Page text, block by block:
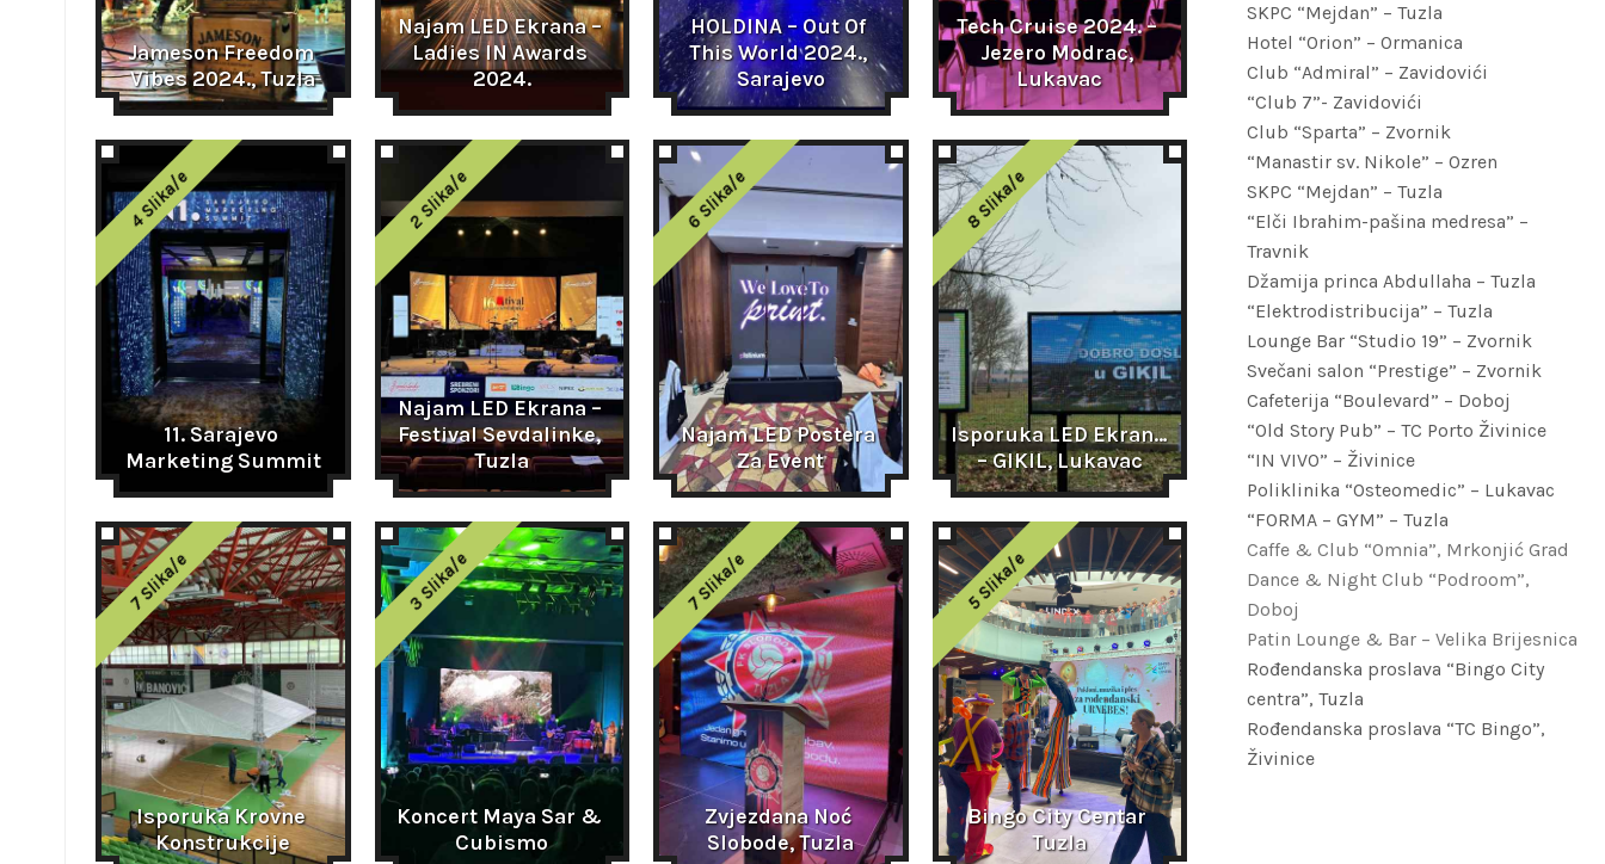
Jameson Freedom
Vibes 2024., Tuzla
Najam LED Ekrana –
Ladies IN Awards
2024.
HOLDINA – Out Of
This World 2024.,
Sarajevo
Tech Cruise 2024. –
Jezero Modrac,
Lukavac
4 Slika/e
11. Sarajevo
Marketing Summit
2 Slika/e
Najam LED Ekrana –
Festival Sevdalinke,
Tuzla
6 Slika/e
Najam LED Postera
Za Event
8 Slika/e
Isporuka LED Ekrana
– GIKIL, Lukavac
7 Slika/e
Isporuka Krovne
Konstrukcije
3 Slika/e
Koncert Maya Sar &
Cubismo
7 Slika/e
Zvjezdana Noć
Slobode, Tuzla
5 Slika/e
Bingo City Centar
Tuzla
SKPC “Mejdan” – Tuzla
Hotel “Orion” – Ormanica
Club “Admiral” – Zavidovići
“Club 7”- Zavidovići
Club “Sparta” – Zvornik
“Manastir sv. Nikole” – Ozren
SKPC “Mejdan” – Tuzla
“Elči Ibrahim-pašina medresa” –
Travnik
Džamija princa Abdullaha – Tuzla
“Elektrodistribucija” – Tuzla
Lounge Bar “Studio 19” – Zvornik
Svečani salon “Prestige” – Zvornik
Cafeterija “Boulevard” – Doboj
“Old Story Pub” – TC Porto Živinice
“IN VIVO” – Živinice
Poliklinika “Osteomedic” – Lukavac
“FORMA – GYM” – Tuzla
Caffe & Club “Omnia”, Mrkonjić Grad
Dance & Night Club “Podroom”,
Doboj
Patin Lounge & Bar – Velika Brijesnica
Rođendanska proslava “Bingo City
centra”, Tuzla
Rođendanska proslava “TC Bingo”,
Živinice